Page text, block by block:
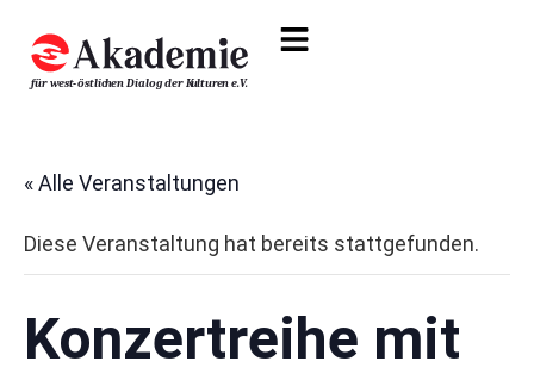
« Alle Veranstaltungen
Diese Veranstaltung hat bereits stattgefunden.
Konzertreihe mit